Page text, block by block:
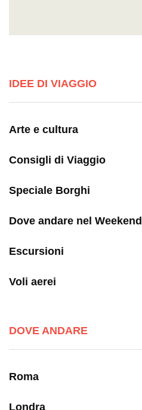
IDEE DI VIAGGIO
Arte e cultura
Consigli di Viaggio
Speciale Borghi
Dove andare nel Weekend
Escursioni
Voli aerei
DOVE ANDARE
Roma
Londra